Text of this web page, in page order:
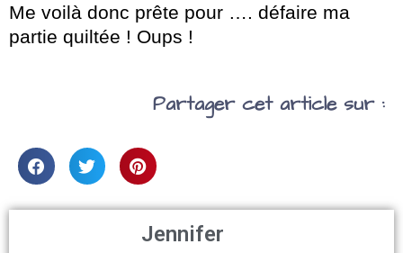
Me voilà donc prête pour …. défaire ma
partie quiltée ! Oups !
Partager cet article sur :
Jennifer